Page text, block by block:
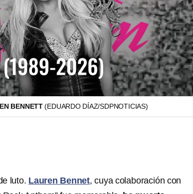
BENNETT(EDUARDO DÍAZ/SDPNOTICIAS)
luto. Lauren Bennet, cuya colaboración con